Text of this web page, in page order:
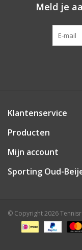
Meld je
Klantenservice
Producten
Mijn account
Sporting Oud-
© Copyright 2026